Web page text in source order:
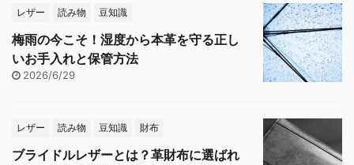
レザー 読み物 豆知識
梅雨の今こそ！湿度から本革を守る正し
いお手入れと保管方法
2026/6/29
レザー 読み物 豆知識 財布
ブライドルレザーとは？革財布に選ばれ